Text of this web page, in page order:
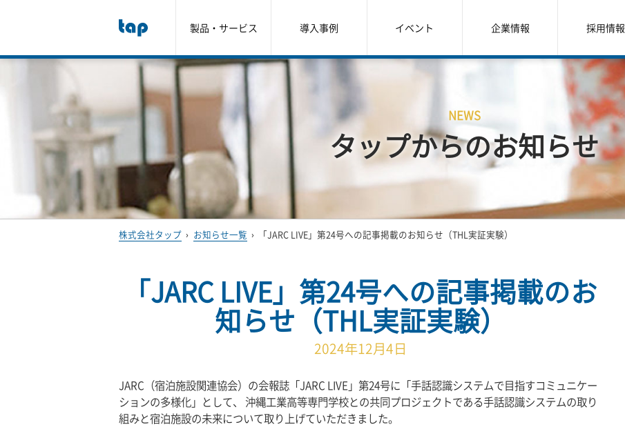
製品・サービス 導入事例 イベント 企業情報 採用情報
NEWS
タップからのお知らせ
株式会社タップ › お知らせ一覧 › 「JARC LIVE」第24号への記事掲載のお知らせ（THL実証実験）
「JARC LIVE」第24号への記事掲載のお
知らせ（THL実証実験）
2024年12月4日
JARC（宿泊施設関連協会）の会報誌「JARC LIVE」第24号に「手話認識システムで目指すコミュニケー
ションの多様化」として、 沖縄工業高等専門学校との共同プロジェクトである手話認識システムの取り
組みと宿泊施設の未来について取り上げていただきました。